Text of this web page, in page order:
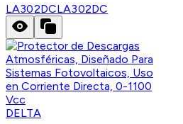
LA302DCLA302DC
DELTA